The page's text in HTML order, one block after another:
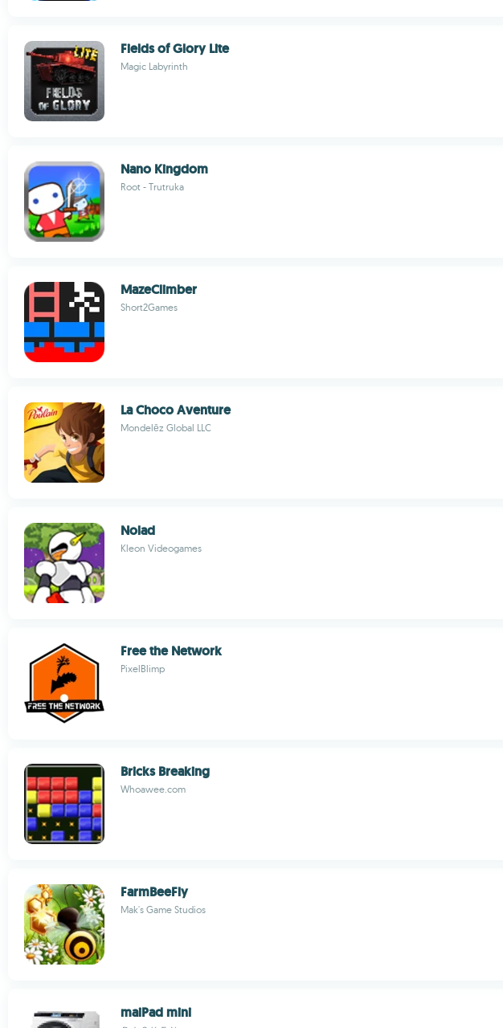
Fields of Glory Lite
Magic Labyrinth
Nano Kingdom
Root - Trutruka
MazeClimber
Short2Games
La Choco Aventure
Mondelēz Global LLC
Nolad
Kleon Videogames
Free the Network
PixelBlimp
Bricks Breaking
Whoawee.com
FarmBeeFly
Mak's Game Studios
maiPad mini